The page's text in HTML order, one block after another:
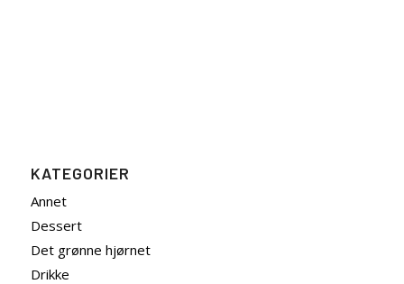
KATEGORIER
Annet
Dessert
Det grønne hjørnet
Drikke